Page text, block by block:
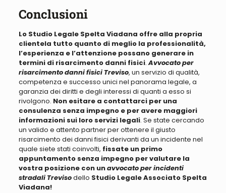
Conclusioni
Lo Studio Legale Spelta Viadana offre alla propria
clientela tutto quanto di meglio la professionalità,
l’esperienza e l’attenzione possano generare in
termini di risarcimento danni fisici.Avvocato per
risarcimento danni fisici Treviso, un servizio di qualità,
competenza e successo unici nel panorama legale, a
garanzia dei diritti e degli interessi di quanti a esso si
rivolgono. Non esitare a contattarci per una
consulenza senza impegno e per avere maggiori
informazioni sui loro servizi legali. Se state cercando
un valido e attento partner per ottenere il giusto
risarcimento dei danni fisici derivanti da un incidente nel
quale siete stati coinvolti, fissate un primo
appuntamento senza impegno per valutare la
vostra posizione con unavvocato per incidenti
stradali Trevisodello Studio Legale Associato Spelta
Viadana!